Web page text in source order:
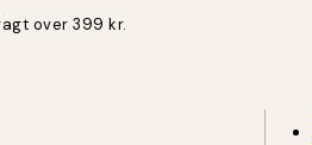
over 399 kr.